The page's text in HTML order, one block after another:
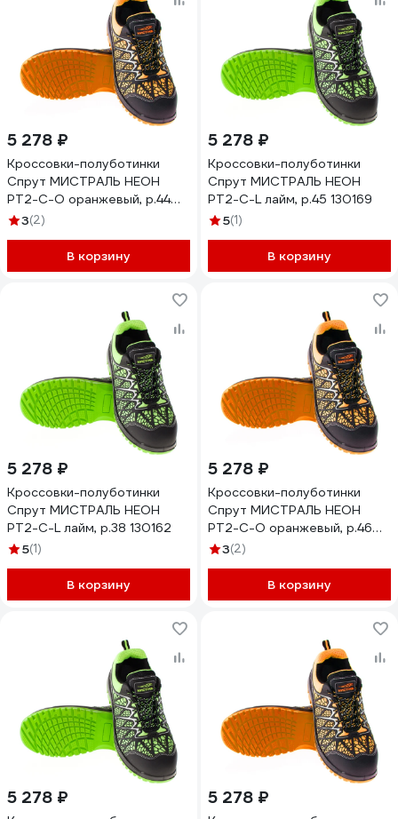
5 278 ₽
Кроссовки-полуботинки
Спрут МИСТРАЛЬ НЕОН
PT2-C-O оранжевый, р.44
130182
3(2)
В корзину
5 278 ₽
Кроссовки-полуботинки
Спрут МИСТРАЛЬ НЕОН
PT2-C-L лайм, р.45 130169
5(1)
В корзину
5 278 ₽
Кроссовки-полуботинки
Спрут МИСТРАЛЬ НЕОН
PT2-C-L лайм, р.38 130162
5(1)
В корзину
5 278 ₽
Кроссовки-полуботинки
Спрут МИСТРАЛЬ НЕОН
PT2-C-O оранжевый, р.46
130184
3(2)
В корзину
5 278 ₽ 5 278 ₽